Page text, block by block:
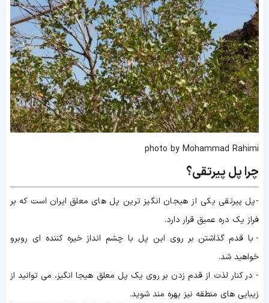
photo by Mohammad Rahimi
چرا پل پیرتقی؟
-پل پیرتقی یکی از هیجان انگیز ترین پل های معلق ایران است که بر
فراز یک دره عمیق قرار دارد.
- با قدم گذاشتن بر روی این پل با چشم انداز خیره کننده ای روبرو
خواهید شد.
- در کنار لذت از قدم زدن بر روی یک پل معلق هیجا انگیز، می توانید از
زیبایی های منطقه نیز بهره مند شوید.